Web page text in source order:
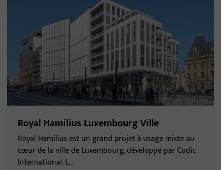
Royal Hamilius Luxembourg Ville
Royal Hamilius est un grand projet à usage mixte au
cœur de la ville de Luxembourg, développé par Codic
International. L...